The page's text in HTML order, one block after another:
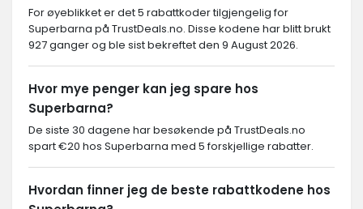
For øyeblikket er det 5 rabattkoder tilgjengelig for
Superbarna på TrustDeals.no. Disse kodene har blitt brukt
927 ganger og ble sist bekreftet den 9 August 2026.
Hvor mye penger kan jeg spare hos
Superbarna?
De siste 30 dagene har besøkende på TrustDeals.no
spart €20 hos Superbarna med 5 forskjellige rabatter.
Hvordan finner jeg de beste rabattkodene hos